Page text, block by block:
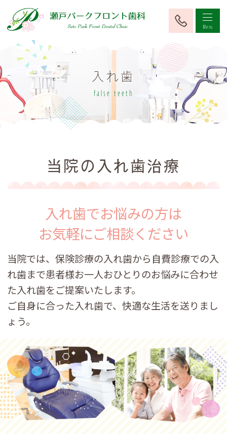
入れ歯
false teeth
当院の入れ歯治療
入れ歯でお悩みの方は
お気軽にご相談ください
当院では、保険診療の入れ歯から自費診療での入
れ歯まで患者様お一人おひとりのお悩みに合わせ
た入れ歯をご提案いたします。
ご自身に合った入れ歯で、快適な生活を送りまし
ょう。